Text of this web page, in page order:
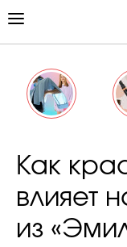
Подиум
Как
влияет
из